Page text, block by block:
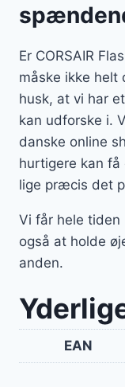
Er CORSAIR
måske ikke helt
husk, at vi har
kan udforske i.
danske online
hurtigere kan
lige præcis det
Vi får hele tiden
også at holde
anden.
EAN